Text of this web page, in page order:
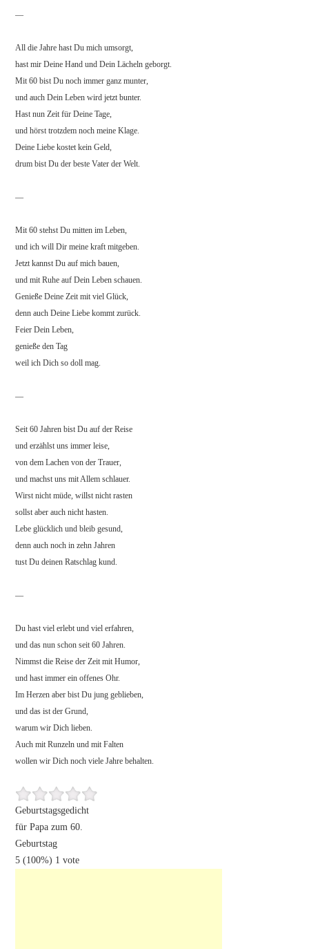
—
All die Jahre hast Du mich umsorgt,
hast mir Deine Hand und Dein Lächeln geborgt.
Mit 60 bist Du noch immer ganz munter,
und auch Dein Leben wird jetzt bunter.
Hast nun Zeit für Deine Tage,
und hörst trotzdem noch meine Klage.
Deine Liebe kostet kein Geld,
drum bist Du der beste Vater der Welt.
—
Mit 60 stehst Du mitten im Leben,
und ich will Dir meine kraft mitgeben.
Jetzt kannst Du auf mich bauen,
und mit Ruhe auf Dein Leben schauen.
Genieße Deine Zeit mit viel Glück,
denn auch Deine Liebe kommt zurück.
Feier Dein Leben,
genieße den Tag
weil ich Dich so doll mag.
—
Seit 60 Jahren bist Du auf der Reise
und erzählst uns immer leise,
von dem Lachen von der Trauer,
und machst uns mit Allem schlauer.
Wirst nicht müde, willst nicht rasten
sollst aber auch nicht hasten.
Lebe glücklich und bleib gesund,
denn auch noch in zehn Jahren
tust Du deinen Ratschlag kund.
—
Du hast viel erlebt und viel erfahren,
und das nun schon seit 60 Jahren.
Nimmst die Reise der Zeit mit Humor,
und hast immer ein offenes Ohr.
Im Herzen aber bist Du jung geblieben,
und das ist der Grund,
warum wir Dich lieben.
Auch mit Runzeln und mit Falten
wollen wir Dich noch viele Jahre behalten.
Geburtstagsgedicht
für Papa zum 60.
Geburtstag
5 (100%) 1 vote